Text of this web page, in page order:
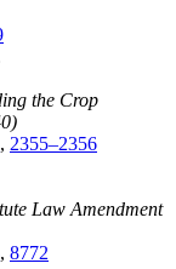
the Crop
, 2355–2356
Law Amendment
, 8772